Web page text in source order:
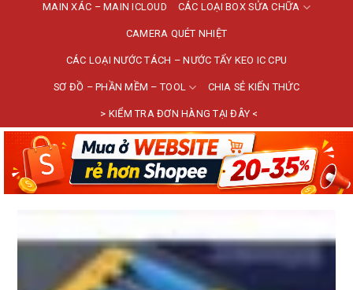
MAIN XÁC – MAIN ICLOUD CÁC LOẠI BOX SỬA CHỮA
CAMERA QUÉT NHIỆT
CÁC LOẠI NƯỚC TÁCH – NƯỚC TẨY KEO IC CPU
SƠ ĐỒ – PHẦN MỀM – TOOL CHIA SẺ KIẾN THỨC
> KIỂM TRA ĐƠN HÀNG TẠI ĐÂY <